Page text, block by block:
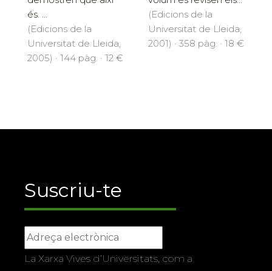
és. ...
(Edicions de la
Universitat de Lleida,
2005) · 144 pàg. · 12 €
(Edicions de la
Universitat de Lleida,
2001) · 358 pàg. · 18 €
Suscriu-te
La Xarxa Vives d’Universitats, com a